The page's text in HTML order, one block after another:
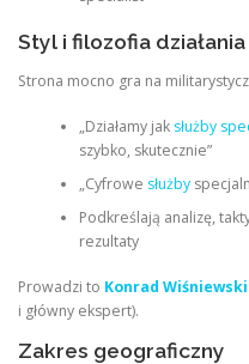
Styl i filozofia działania
Strona mocno gra na
„Działamy jak służby
szybko, skutecznie”
„Cyfrowe służby
Podkreślają analizę,
rezultaty
Prowadzi to Konrad Wiśniewski
i główny ekspert).
Zakres geograficzny